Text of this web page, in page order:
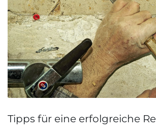
Tipps für eine erfolgreiche